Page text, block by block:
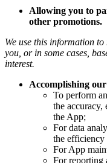
Allowing you to
other promotions.
We use this information
you, or in some cases,
interest.
Accomplishing
To perform
the
the App;
For data
the
For App
For reporting